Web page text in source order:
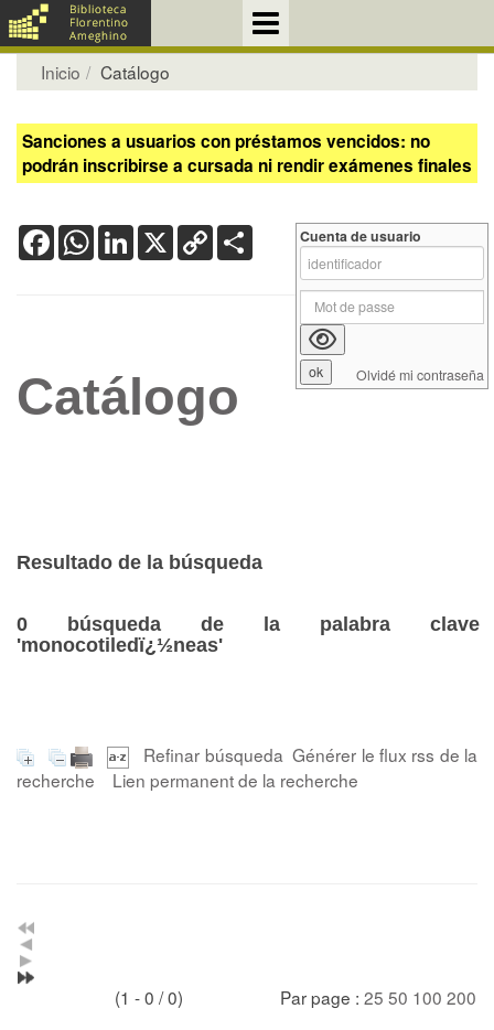
Inicio Catálogo
Sanciones a usuarios con préstamos vencidos: no
podrán inscribirse a cursada ni rendir exámenes finales
FacebookWhatsApp
LinkedIn
X Copy
Link
Catálogo
Resultado de la búsqueda
0 búsqueda de la palabra clave
'monocotiledï¿½neas'
Refinar búsqueda Générer le flux rss de la
recherche
Lien permanent de la recherche
(1 - 0 / 0) Par page : 25 50 100 200
Cuenta de usuario
Olvidé mi contraseña